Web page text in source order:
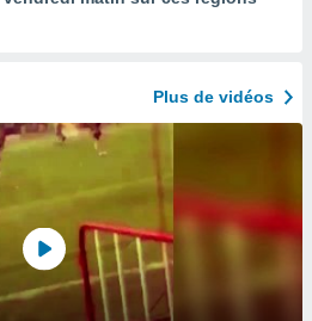
Plus de vidéos